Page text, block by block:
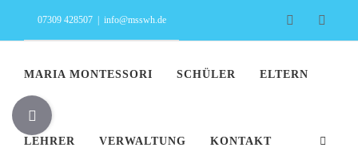
Inhalt
07309 428507 info@msswh.de Facebook
MARIA MONTESSORI SCHÜLER ELTERN
LEHRER VERWALTUNG KONTAKT
Toggle
Sliding